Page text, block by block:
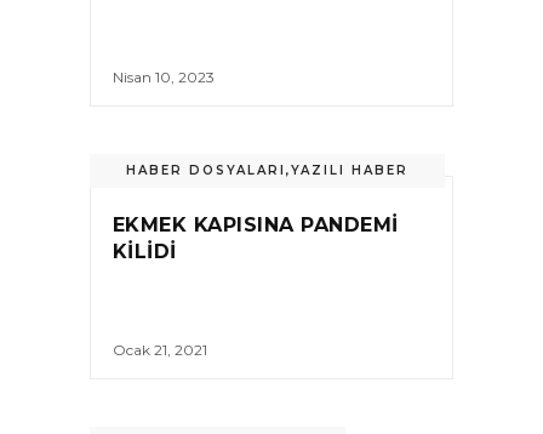
Nisan 10, 2023
HABER DOSYALARI ,YAZILI HABER
EKMEK KAPISINA PANDEMI
KILIDI
Ocak 21, 2021